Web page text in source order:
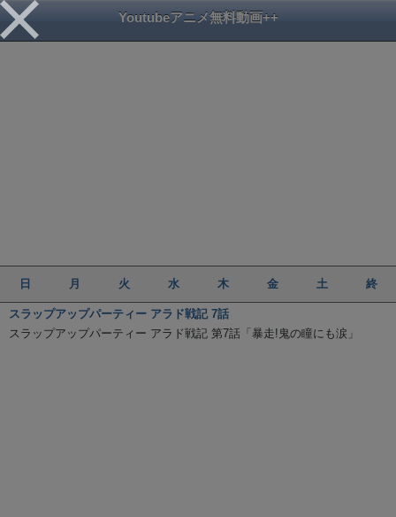
Youtubeアニメ無料動画++
日 月 火 水 木 金 土 終
スラップアップパーティー アラド戦記 7話
スラップアップパーティー アラド戦記 第7話「暴走!鬼の瞳にも涙」